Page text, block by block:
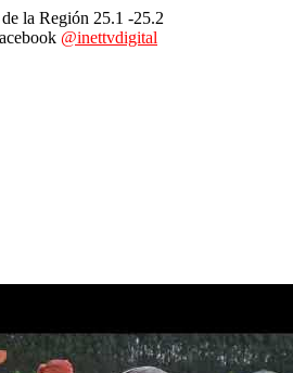
la Región 25.1 -25.2
@inettvdigital